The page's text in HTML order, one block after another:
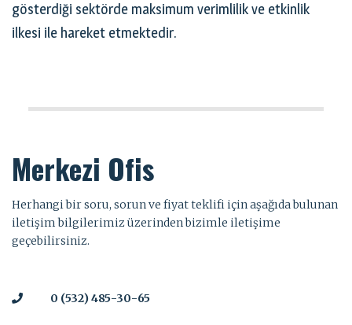
gösterdiği sektörde maksimum verimlilik ve etkinlik
ilkesi ile hareket etmektedir.
Merkezi Ofis
Herhangi bir soru, sorun ve fiyat teklifi için aşağıda bulunan
iletişim bilgilerimiz üzerinden bizimle iletişime
geçebilirsiniz.
0 (532) 485-30-65